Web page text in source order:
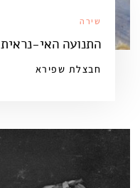
שירה
התנועה האי-נראית
חבצלת שפירא